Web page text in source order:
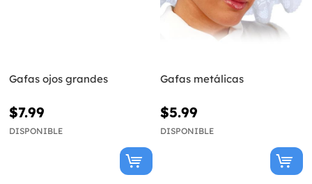
Gafas ojos grandes
$7.99
DISPONIBLE
Gafas metálicas
$5.99
DISPONIBLE